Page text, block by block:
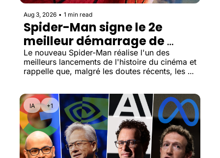
Aug 3, 2026 • 1 min read
Spider-Man signe le 2e
meilleur démarrage de
Le nouveau Spider-Man réalise l'un des
meilleurs lancements de l'histoire du cinéma et
rappelle que, malgré les doutes récents, les
IA +1